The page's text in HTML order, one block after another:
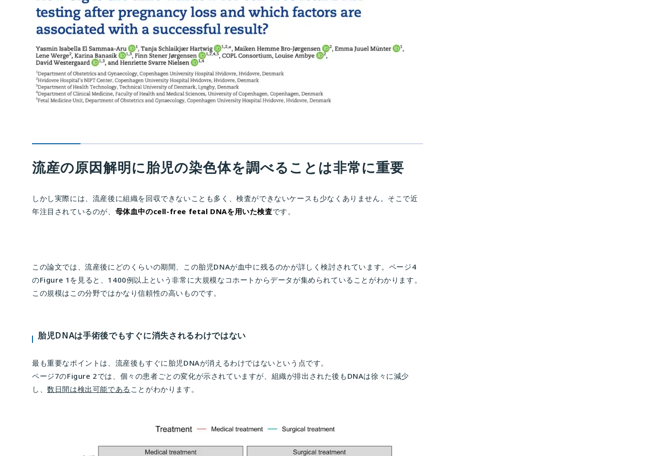
流産の原因解明に胎児の染色体を調べることは非常に重要
しかし実際には、流産後に組織を回収できないことも多く、検査ができないケースも少なくありません。そこで近
年注目されているのが、 母体血中のcell-free fetal DNAを用いた検査です。
この論文では、流産後にどのくらいの期間、この胎児DNAが血中に残るのかが詳しく検討されています。ページ4
のFigure 1を見ると、1400例以上という非常に大規模なコホートからデータが集められていることがわかります。
この規模はこの分野ではかなり信頼性の高いものです。
胎児DNAは手術後でもすぐに消失されるわけではない
最も重要なポイントは、流産後もすぐに胎児DNAが消えるわけではないという点です。
ページ7のFigure 2では、個々の患者ごとの変化が示されていますが、組織が排出された後もDNAは徐々に減少
し、数日間は検出可能である ことがわかります。